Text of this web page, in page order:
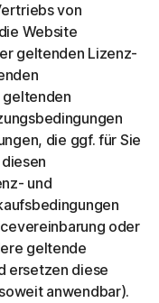
von
Website
geltenden Lizenz-
geltenden
die ggf. für Sie
und
oder
geltende
ersetzen diese
anwendbar).